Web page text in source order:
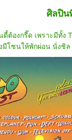
ศิลปิน
ต้องกรี๊ด เพราะมีทั้ง
มีโซนให้พักผ่อน นั่งชิ